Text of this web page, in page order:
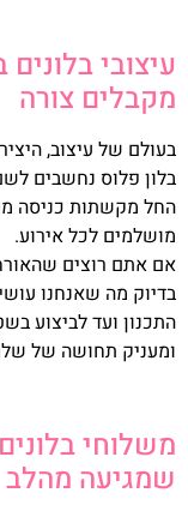
עיצובי
מקבלים צורה
בעולם של עיצוב,
בלון פלוס נחשבים
החל מקשתות כניסה
מושלמים לכל אירוע.
אם אתם רוצים
בדיוק מה שאנחנו
התכנון ועד לביצוע
ומעניק תחושה של
משלוחי
שמגיעה מהלב